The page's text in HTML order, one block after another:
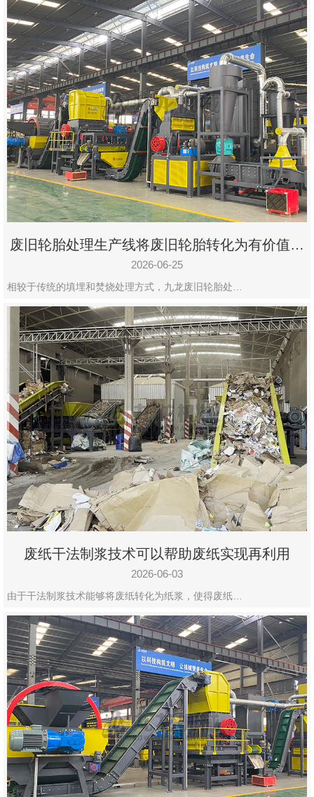
废旧轮胎处理生产线将废旧轮胎转化为有价值的
资源
2026-06-25
相较于传统的填埋和焚烧处理方式，九龙废旧轮胎处…
废纸干法制浆技术可以帮助废纸实现再利用
2026-06-03
由于干法制浆技术能够将废纸转化为纸浆，使得废纸…